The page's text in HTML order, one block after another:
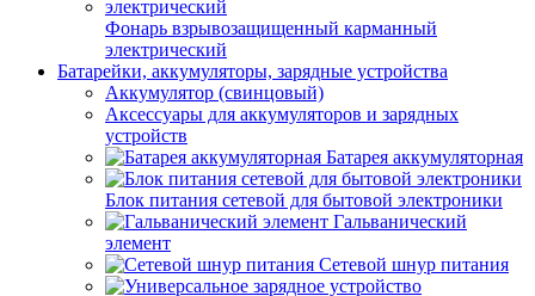
Фонарь взрывозащищенный карманный
электрический
Батарейки, аккумуляторы, зарядные устройства
Аккумулятор (свинцовый)
Аксессуары для аккумуляторов и зарядных
устройств
Батарея аккумуляторная
Блок питания сетевой для бытовой электроники
Гальванический
элемент
Сетевой шнур питания